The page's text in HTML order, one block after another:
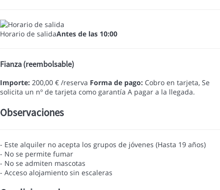
Horario de salidaAntes de las 10:00
Fianza (reembolsable)
Importe: 200,00 € /reserva Forma de pago: Cobro en tarjeta, Se
solicita un nº de tarjeta como garantía A pagar a la llegada.
Observaciones
- Este alquiler no acepta los grupos de jóvenes (Hasta 19 años)
- No se permite fumar
- No se admiten mascotas
- Acceso alojamiento sin escaleras